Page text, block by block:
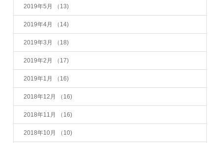
2019年5月 （13)
2019年4月 （14)
2019年3月 （18)
2019年2月 （17)
2019年1月 （16)
2018年12月 （16)
2018年11月 （16)
2018年10月 （10)